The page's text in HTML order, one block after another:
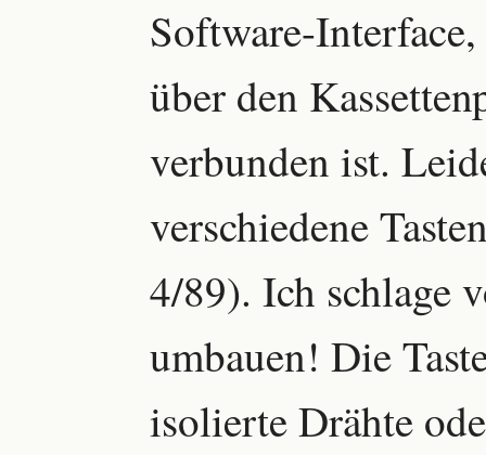
Software-
über den
verbunden ist.
verschiedene
4/89). Ich schlage
umbauen! Die
isolierte Drähte